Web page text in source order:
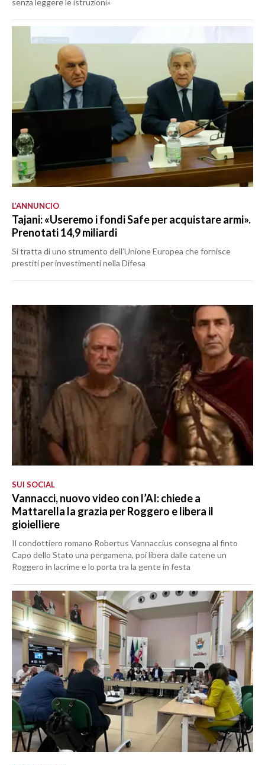
senza leggere le istruzioni»
L’ANNUNCIO
Tajani: «Useremo i fondi Safe per acquistare armi».
Prenotati 14,9 miliardi
Si tratta di uno strumento dell’Unione Europea che fornisce
prestiti per investimenti nella Difesa
SUI SOCIAL
Vannacci, nuovo video con l’AI: chiede a
Mattarella la grazia per Roggero e libera il
gioielliere
Il condottiero romano Robertus Vannaccius consegna al finto
Capo dello Stato una pergamena, poi libera dalle catene un
Roggero in lacrime e lo porta tra la gente in festa